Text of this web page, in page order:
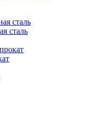
сталь
сталь